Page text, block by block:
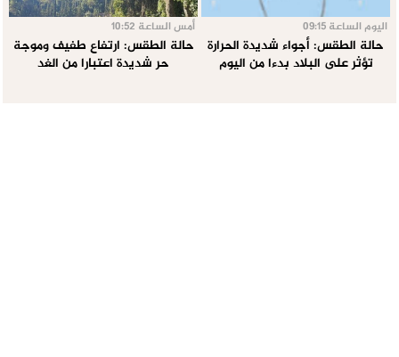
اليوم الساعة 09:15
حالة الطقس: أجواء شديدة الحرارة
تؤثر على البلاد بدءا من اليوم
أمس الساعة 10:52
حالة الطقس: ارتفاع طفيف وموجة
حر شديدة اعتبارا من الغد